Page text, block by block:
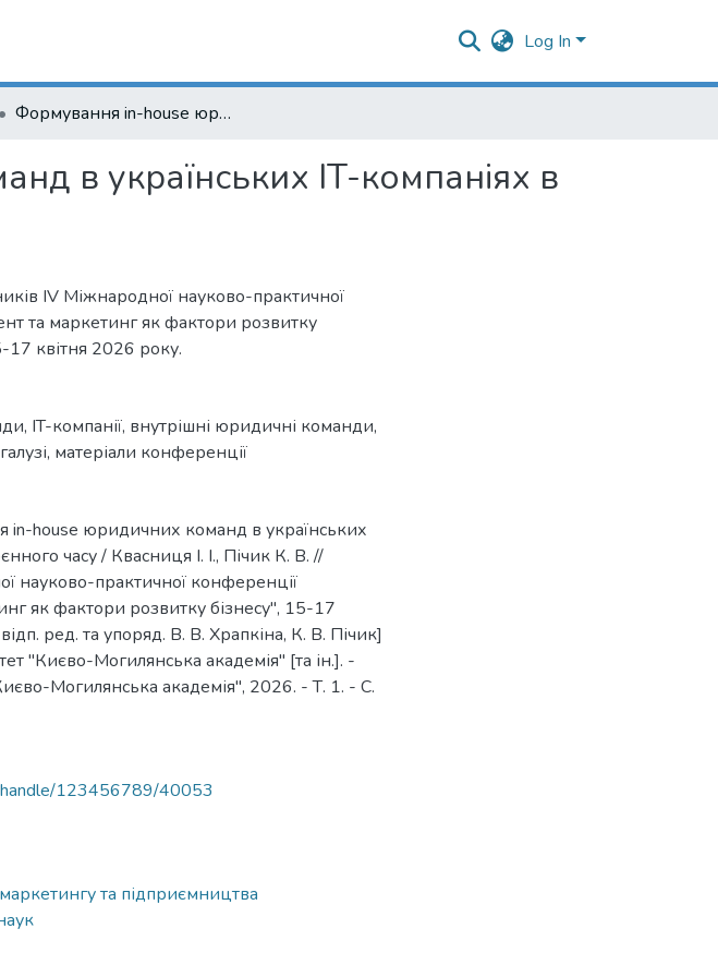
Log In
Формування in-house юридичних команд в українських IT-компаніях в умовах воєнного часу
в українських IT-компаніях в
IV Міжнародної науково-практичної
та маркетинг як фактори розвитку
17 квітня 2026 року.
, IT-компанії, внутрішні юридичні команди,
, матеріали конференції
in-house юридичних команд в українських
часу / Квасниця І. І., Пічик К. В. //
науково-практичної конференції
як фактори розвитку бізнесу", 15-17
ред. та упоряд. В. В. Храпкіна, К. В. Пічик]
"Києво-Могилянська академія" [та ін.]. -
Могилянська академія", 2026. - Т. 1. - С.
handle/123456789/40053
та підприємництва